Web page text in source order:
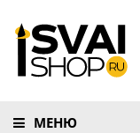
МЕНЮ